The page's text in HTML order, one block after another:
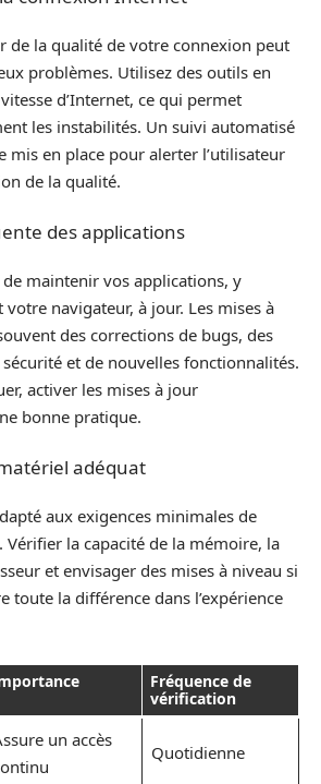
de la qualité de votre connexion peut
problèmes. Utilisez des outils en
d’Internet, ce qui permet
les instabilités. Un suivi automatisé
mis en place pour alerter l’utilisateur
de la qualité.
des applications
maintenir vos applications, y
votre navigateur, à jour. Les mises à
des corrections de bugs, des
et de nouvelles fonctionnalités.
activer les mises à jour
bonne pratique.
adéquat
aux exigences minimales de
Vérifier la capacité de la mémoire, la
et envisager des mises à niveau si
toute la différence dans l’expérience
Fréquence de
vérification
un accès
Quotidienne